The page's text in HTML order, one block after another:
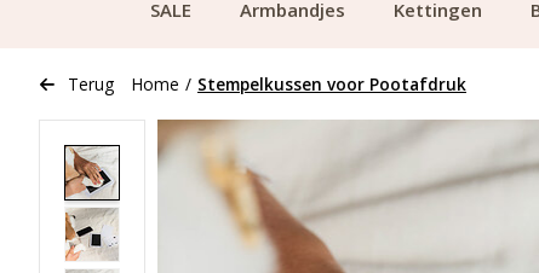
SALE Armbandjes Kettingen
Terug Home / Stempelkussen voor Pootafdruk